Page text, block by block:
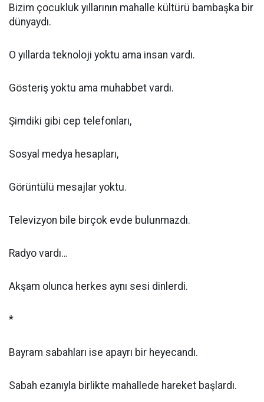
Bizim çocukluk yıllarının mahalle kültürü bambaşka bir
dünyaydı.
O yıllarda teknoloji yoktu ama insan vardı.
Gösteriş yoktu ama muhabbet vardı.
Şimdiki gibi cep telefonları,
Sosyal medya hesapları,
Görüntülü mesajlar yoktu.
Televizyon bile birçok evde bulunmazdı.
Radyo vardı…
Akşam olunca herkes aynı sesi dinlerdi.
*
Bayram sabahları ise apayrı bir heyecandı.
Sabah ezanıyla birlikte mahallede hareket başlardı.